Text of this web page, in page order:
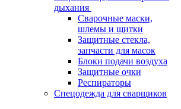
дыхания
Сварочные маски,
шлемы и щитки
Защитные стекла,
запчасти для масок
Блоки подачи воздуха
Защитные очки
Респираторы
Спецодежда для сварщиков